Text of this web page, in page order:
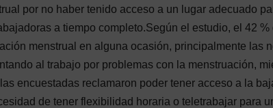
por no haber tenido acceso a un lugar adecuado
a tiempo completo.Según el estudio, el 42
menstrual en alguna ocasión, principalmente las
al trabajo por problemas con la menstruación,
encuestadas reclamaron poder tener acceso a la
de tener flexibilidad horaria o teletrabajar para